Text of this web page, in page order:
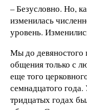
– Безусловно. Но,
изменилась
уровень.
Мы до девяностого
общения только с
еще того
семнадцатого
тридцатых годах